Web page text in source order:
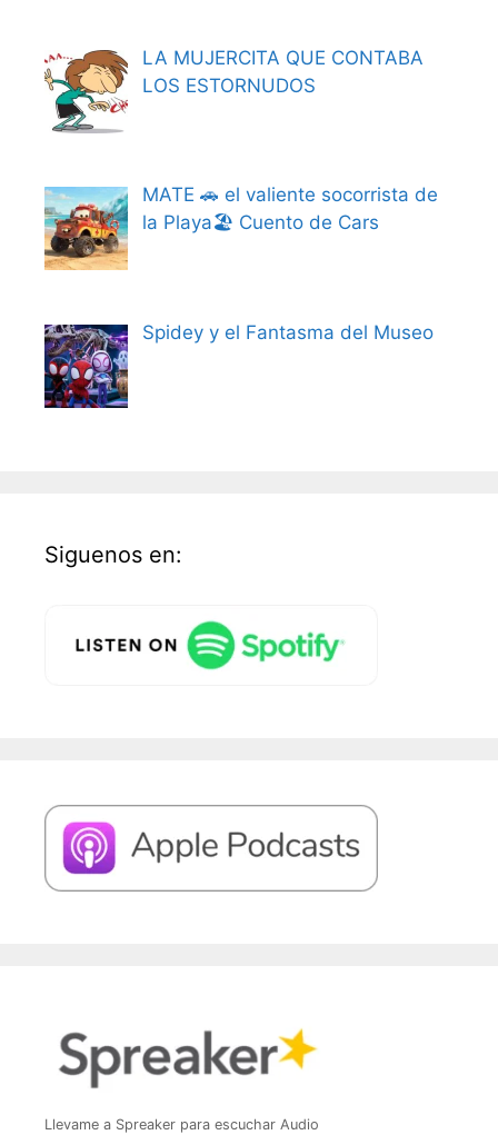
LA MUJERCITA QUE CONTABA
LOS ESTORNUDOS
MATE 🚗 el valiente socorrista de
la Playa🏖️ Cuento de Cars
Spidey y el Fantasma del Museo
Siguenos en:
Llevame a Spreaker para escuchar Audio